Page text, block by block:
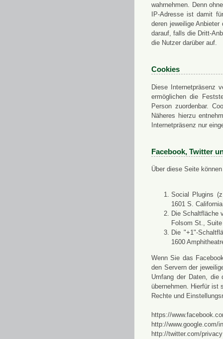
wahrnehmen. Denn
IP-Adresse ist damit
deren jeweilige
darauf, falls die Dritt-
die Nutzer darüber auf.
Cookies
Diese Internetpräsenz
ermöglichen die
Person zuordenbar.
Näheres hierzu
Internetpräsenz nur
Facebook, Twitter
Über diese Seite
Social Plugins
1601 S.
Die Schaltfläche
Folsom St.,
Die "+1"-
1600
Wenn Sie das
den Servern der
Umfang der Daten, die
übernehmen. Hierfür ist
Rechte und
https://
http://www.google.com/
http://twitter.com/privacy